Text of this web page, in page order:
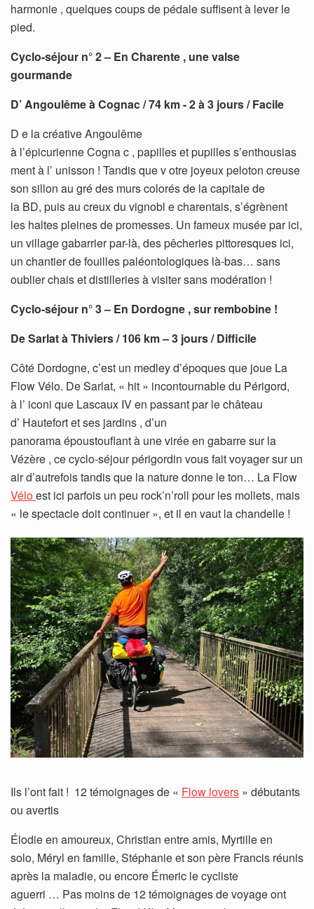
harmonie , quelques coups de pédale suffisent à lever le
pied.
Cyclo-séjour n° 2 – En Charente , une valse
gourmande
D’ Angoulême à Cognac / 74 km -​ 2 à 3 jours / Facile
D e la créative Angoulême
à l’épicurienne Cogna c , papilles et pupilles s’enthousias
ment à l’ unisson ! Tandis que v otre joyeux peloton creuse
son sillon au gré des murs colorés de la capitale de
la BD, puis au creux du vignobl e charentais, s’égrènent
les haltes pleines de promesses. Un fameux musée par ici,
un village gabarrier par-là, des pêcheries pittoresques ici,
un chantier de fouilles paléontologiques là-bas… sans
oublier chais et distilleries à visiter sans modération !
Cyclo-séjour n° 3 – En Dordogne , sur rembobine !
De Sarlat à Thiviers / 106 km – 3 jours / Difficile
Côté Dordogne, c’est un medley d’époques que joue La
Flow Vélo. De Sarlat, « hit » incontournable du Périgord,
à l’ iconi que Lascaux IV en passant par le château
d’ Hautefort et ses jardins , d’un
panorama époustouflant à une virée en gabarre sur la
Vézère , ce cyclo-séjour périgordin vous fait voyager sur un
air d’autrefois tandis que la nature donne le ton… La Flow
Véloest ici parfois un peu rock’n’roll pour les mollets, mais
« le spectacle doit continuer », et il en vaut la chandelle !
Ils l’ont fait ! 12 témoignages de « Flow lovers » débutants
ou avertis
Élodie en amoureux, Christian entre amis, Myrtille en
solo, Méryl en famille, Stéphanie et son père Francis réunis
après la maladie, ou encore Émeric le cycliste
aguerri … Pas moins de 12 témoignages de voyage ont